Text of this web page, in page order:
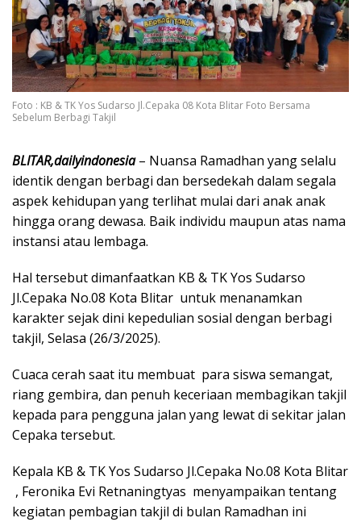
Foto : KB & TK Yos Sudarso Jl.Cepaka 08 Kota Blitar Foto Bersama
Sebelum Berbagi Takjil
BLITAR,dailyindonesia– Nuansa Ramadhan yang selalu
identik dengan berbagi dan bersedekah dalam segala
aspek kehidupan yang terlihat mulai dari anak anak
hingga orang dewasa. Baik individu maupun atas nama
instansi atau lembaga.
Hal tersebut dimanfaatkan KB & TK Yos Sudarso
Jl.Cepaka No.08 Kota Blitar untuk menanamkan
karakter sejak dini kepedulian sosial dengan berbagi
takjil, Selasa (26/3/2025).
Cuaca cerah saat itu membuat para siswa semangat,
riang gembira, dan penuh keceriaan membagikan takjil
kepada para pengguna jalan yang lewat di sekitar jalan
Cepaka tersebut.
Kepala KB & TK Yos Sudarso Jl.Cepaka No.08 Kota Blitar
, Feronika Evi Retnaningtyas menyampaikan tentang
kegiatan pembagian takjil di bulan Ramadhan ini